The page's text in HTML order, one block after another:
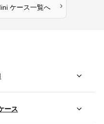
ケース一覧へ ›
ース